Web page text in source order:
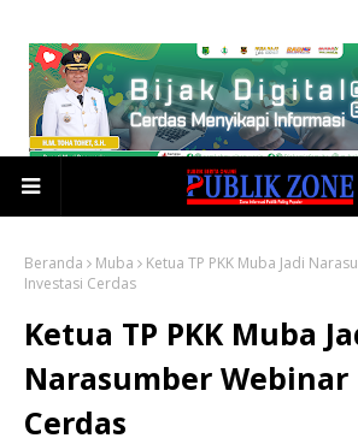
Beranda Muba
Ketua TP PKK Muba Jadi
Investasi Cerdas
Ketua TP PKK Muba
Narasumber Webinar
Cerdas